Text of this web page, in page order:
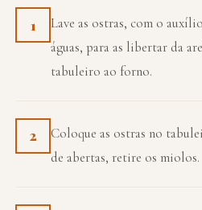
1
Lave as ostras, com o
águas, para as libertar da
tabuleiro ao forno.
2
Coloque as ostras no
de abertas, retire os miolos.